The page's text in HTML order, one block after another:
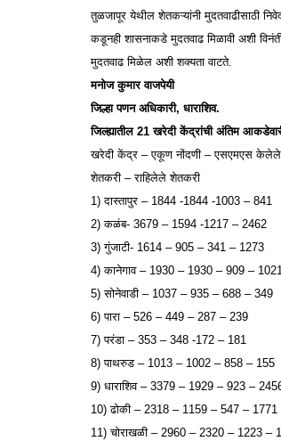
तुळजापूर येथील शेतकऱ्यांनी मुदतवाढीसाठी
कडूनही शासनाकडे मुदतवाढ मिळावी अशी
मुदतवाढ मिळेल अशी शक्यता वाटते.
मनोज कुमार वाजपेयी
जिल्हा पणन अधिकारी, धाराशिव.
जिल्ह्यातील 21 खरेदी केंद्रांची अंतिम
खरेदी केंद्र – एकूण नोंदणी – एसएमएस
शेतकरी – राहिलेले शेतकरी
1) दास्तापुर – 1844 -1844 -1003 – 841
2) कळंब- 3679 – 1594 -1217 – 2462
3) गुंजाटी- 1614 – 905 – 341 – 1273
4) कानेगाव – 1930 – 1930 – 909 – 1021
5) सोनेवाडी – 1037 – 935 – 688 – 349
6) पारा – 526 – 449 – 287 – 239
7) परंडा – 353 – 348 -172 – 181
8) पाथरुड – 1013 – 1002 – 858 – 155
9) धाराशिव – 3379 – 1929 – 923 –
10) ढोकी – 2318 – 1159 – 547 – 1771
11) चोराखळी – 2960 – 2320 – 1223 –